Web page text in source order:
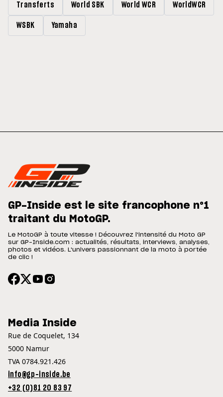
Transferts World SBK World WCR WorldWCR
WSBK Yamaha
GP-Inside est le site francophone n°1
traitant du MotoGP.
Le MotoGP à toute vitesse ! Découvrez l'intensité du Moto GP
sur GP-Inside.com : actualités, résultats, interviews, analyses,
photos et vidéos. L'univers passionnant de la moto à portée
de clic !
Media Inside
Rue de Coquelet, 134
5000 Namur
TVA 0784.921.426
info@gp-inside.be
+32 (0)81 20 83 97